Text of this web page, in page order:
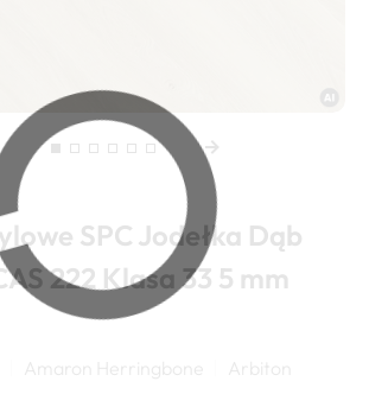
SPC Jodełka Dąb
222 Klasa 33 5 mm